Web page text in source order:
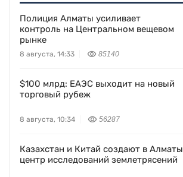
Полиция Алматы усиливает
контроль на Центральном вещевом
рынке
8 августа, 14:33 85140
$100 млрд: ЕАЭС выходит на новый
торговый рубеж
8 августа, 10:34 56287
Казахстан и Китай создают в Алматы
центр исследований землетрясений